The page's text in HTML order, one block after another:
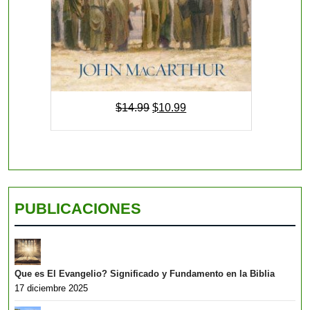
$14.99 El
$14.99.
$10.99El
$10.99.
PUBLICACIONES
Que es El Evangelio? Significado y Fundamento en la Biblia
17 diciembre 2025